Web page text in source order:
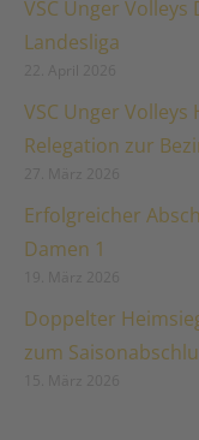
VSC Unger
Landesliga
VSC Unger
Relegation zur
Erfolgreicher
Damen 1
Doppelter
zum